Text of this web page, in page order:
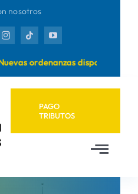
nosotros
ordenanzas disponibles
PAGO
TRIBUTOS